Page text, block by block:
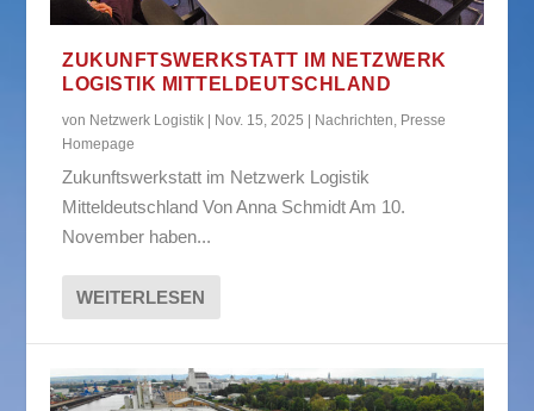
ZUKUNFTSWERKSTATT IM NETZWERK
LOGISTIK MITTELDEUTSCHLAND
von Netzwerk Logistik Nov. 15, 2025 Nachrichten, Presse
Homepage
Zukunftswerkstatt im Netzwerk Logistik
Mitteldeutschland Von Anna Schmidt Am 10.
November haben...
WEITERLESEN